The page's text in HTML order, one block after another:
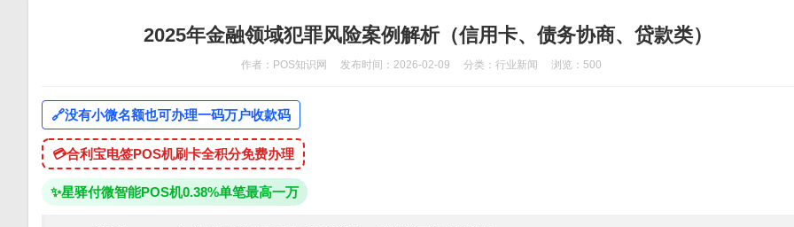
2025年金融领域犯罪风险案例解析（信用卡、债务协商、贷款类）
作者：POS知识网 发布时间：2026-02-09 分类：行业新闻 浏览：500
🔗没有小微名额也可办理一码万户收款码
💳合利宝电签POS机刷卡全积分免费办理
✨星驿付微智能POS机0.38%单笔最高一万